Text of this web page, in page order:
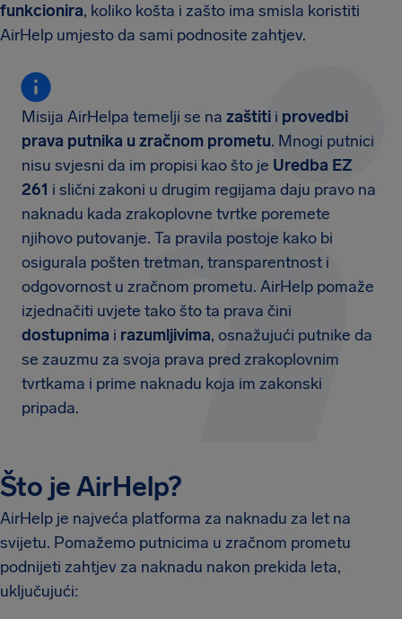
funkcionira, koliko košta i zašto ima smisla koristiti
AirHelp umjesto da sami podnosite zahtjev.
Misija AirHelpa temelji se na zaštiti i provedbi
prava putnika u zračnom prometu. Mnogi putnici
nisu svjesni da im propisi kao što je Uredba EZ
261 i slični zakoni u drugim regijama daju pravo na
naknadu kada zrakoplovne tvrtke poremete
njihovo putovanje. Ta pravila postoje kako bi
osigurala pošten tretman, transparentnost i
odgovornost u zračnom prometu. AirHelp pomaže
izjednačiti uvjete tako što ta prava čini
dostupnima i razumljivima, osnažujući putnike da
se zauzmu za svoja prava pred zrakoplovnim
tvrtkama i prime naknadu koja im zakonski
pripada.
Što je AirHelp?
AirHelp je najveća platforma za naknadu za let na
svijetu. Pomažemo putnicima u zračnom prometu
podnijeti zahtjev za naknadu nakon prekida leta,
uključujući: